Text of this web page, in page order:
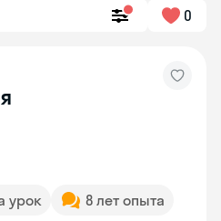
0
урок
8 лет опыта